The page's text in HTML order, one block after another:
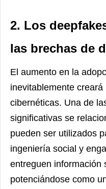
2. Los
las brechas de
El aumento en la
inevitablemente
cibernéticas. Una de
significativas se
pueden ser utilizados
ingeniería social y
entreguen información
potenciándose como